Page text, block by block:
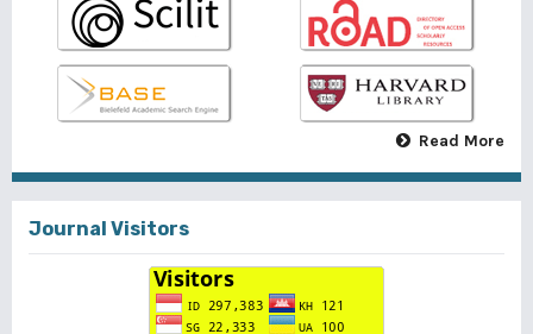
Read More
Journal Visitors